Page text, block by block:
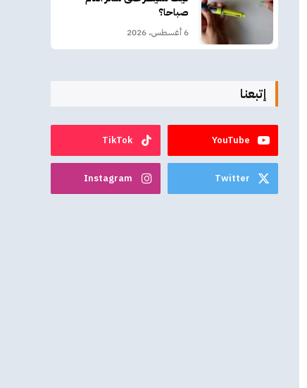
صباحا؟
6 أغسطس، 2026
إتبعنا
YouTube
TikTok
Twitter
Instagram